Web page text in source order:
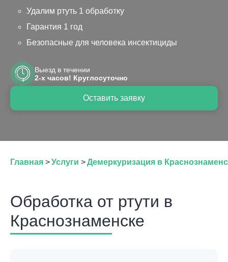
Удалим ртуть 1 обработку
Гарантия 1 год
Безопасные для человека инсектициды
Оставить заявку
Выезд в течении
2-х часов! Круглосуточно
Главная >Услуги >Демеркуризация в
Обработка от ртути в
Краснознаменске